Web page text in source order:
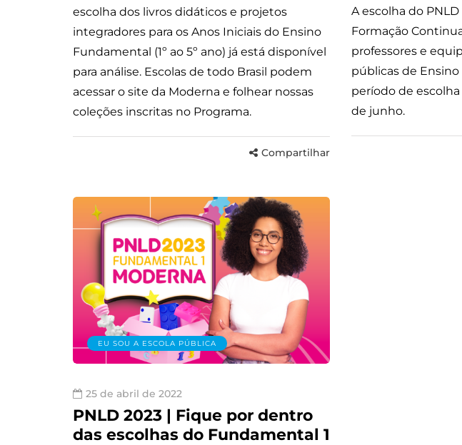
escolha dos livros didáticos e projetos
integradores para os Anos Iniciais do Ensino
Fundamental (1º ao 5º ano) já está disponível
para análise. Escolas de todo Brasil podem
acessar o site da Moderna e folhear nossas
coleções inscritas no Programa.
Compartilhar
A escolha do PNLD
Formação
professores e
públicas de
período de
de junho.
EU SOU A ESCOLA PÚBLICA
25 de abril de 2022
PNLD 2023 | Fique por dentro
das escolhas do Fundamental 1